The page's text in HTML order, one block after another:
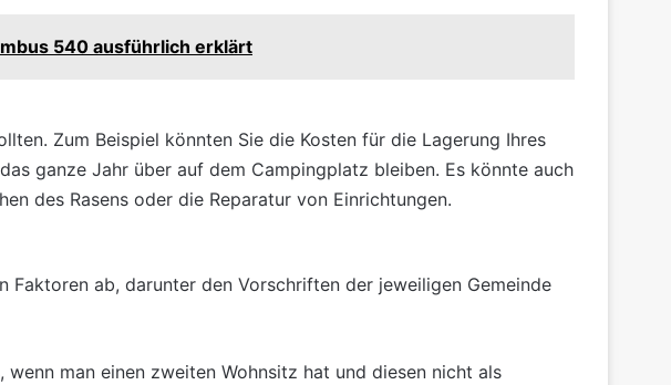
540 ausführlich erklärt
Zum Beispiel könnten Sie die Kosten für die Lagerung Ihres
ganze Jahr über auf dem Campingplatz bleiben. Es könnte auch
des Rasens oder die Reparatur von Einrichtungen.
ab, darunter den Vorschriften der jeweiligen Gemeinde
man einen zweiten Wohnsitz hat und diesen nicht als